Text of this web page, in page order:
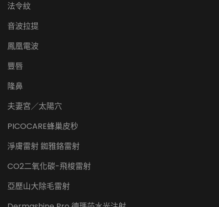
法令紋
音波拉提
鳳凰電波
豐唇
隆鼻
夫妻宮／太陽穴
PICOCARE蜂巢皮秒
淨膚雷射 銣雅鉻雷射
CO2二氧化碳-飛梭雷射
亞歷山大除毛雷射